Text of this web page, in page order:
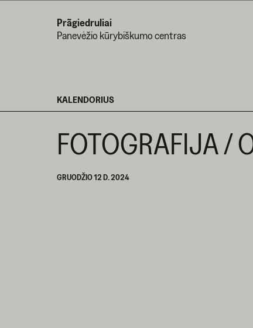
Prãgiedruliai
Panevėžio kūrybiškumo centras
KALENDORIUS
FOTOGRAFIJA /
GRUODŽIO 12 D. 2024